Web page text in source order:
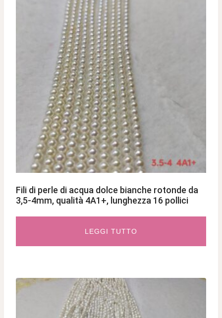
Fili di perle di acqua dolce bianche rotonde da
3,5-4mm, qualità 4A1+, lunghezza 16 pollici
LEGGI TUTTO